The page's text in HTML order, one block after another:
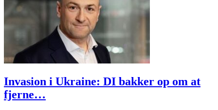
Invasion i Ukraine: DI bakker op om at
fjerne…